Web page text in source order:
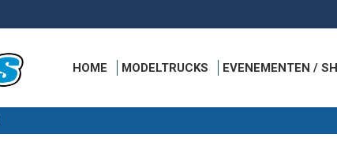
HOME MODELTRUCKS EVENEMENTEN /